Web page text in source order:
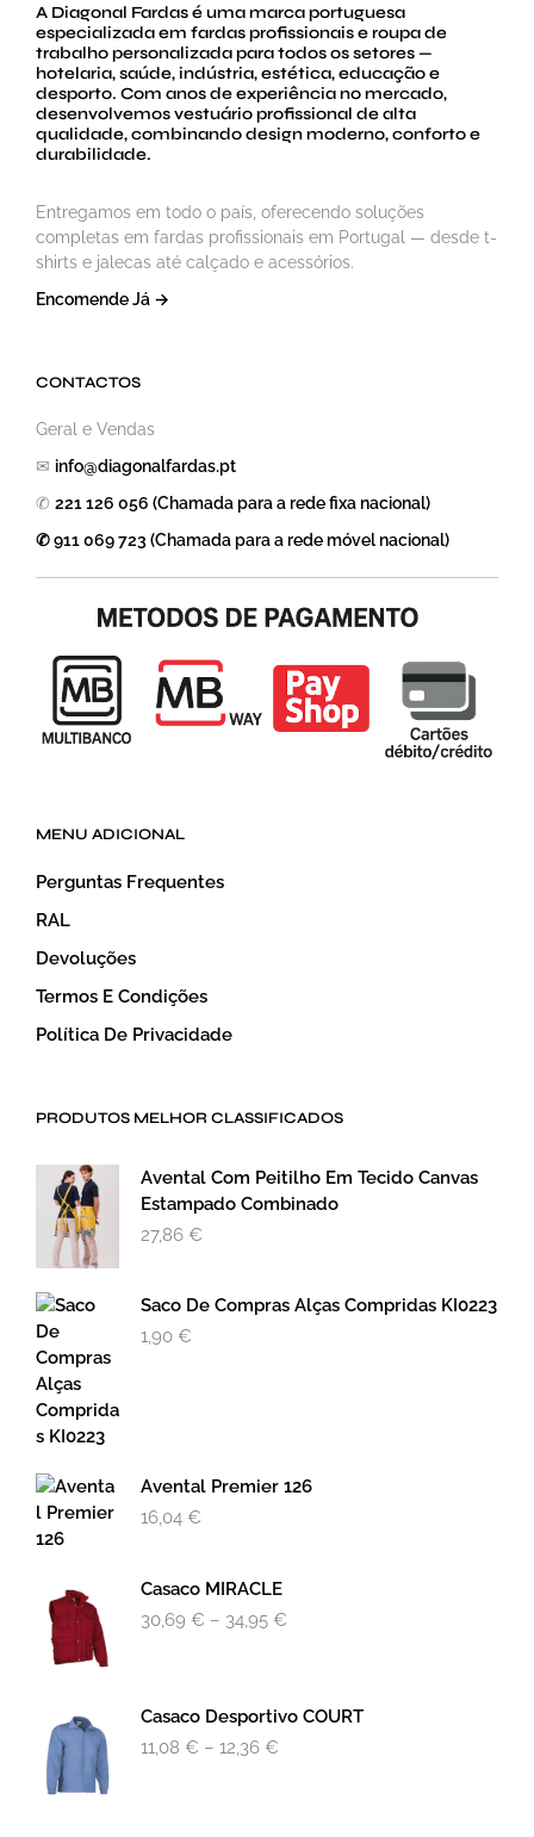
A Diagonal Fardas é uma marca portuguesa
especializada em fardas profissionais e roupa de
trabalho personalizada para todos os setores —
hotelaria, saúde, indústria, estética, educação e
desporto. Com anos de experiência no mercado,
desenvolvemos vestuário profissional de alta
qualidade, combinando design moderno, conforto e
durabilidade.
Entregamos em todo o país, oferecendo soluções
completas em fardas profissionais em Portugal — desde t-
shirts e jalecas até calçado e acessórios.
Encomende Já →
CONTACTOS
Geral e Vendas
✉ info@diagonalfardas.pt
✆ 221 126 056 (Chamada para a rede fixa nacional)
✆ 911 069 723 (Chamada para a rede móvel nacional)
MENU ADICIONAL
Perguntas Frequentes
RAL
Devoluções
Termos E Condições
Política De Privacidade
PRODUTOS MELHOR CLASSIFICADOS
Avental Com Peitilho Em Tecido Canvas
Estampado Combinado
27,86 €
Saco De Compras Alças Compridas KI0223
1,90 €
Avental Premier 126
16,04 €
Casaco MIRACLE
30,69 € – 34,95 €
Casaco Desportivo COURT
11,08 € – 12,36 €